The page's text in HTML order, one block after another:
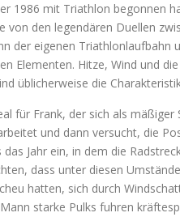
1986 mit Triathlon begonnen
von den legendären Duellen
der eigenen
Elementen. Hitze, Wind und
üblicherweise die
für Frank, der sich als
und dann versucht, die
das Jahr ein, in dem die
dass unter diesen
hatten, sich durch
starke Pulks fuhren